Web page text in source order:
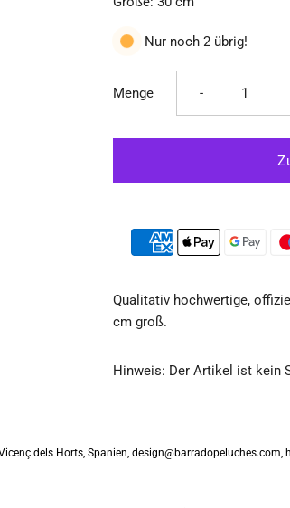
Nur noch 2 übrig!
Menge Verringere
die
Shippuden
-
Qualitativ hochwertige,
cm groß.
Hinweis: Der Artikel ist kein
dels Horts, Spanien,